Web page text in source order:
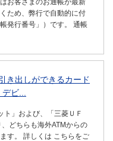
お客さまのお通帳が最新
ため、弊行で自動的に付
発行番号」）です。 通帳
き出しができるカード
ビ...
ト」および、「三菱ＵＦ
どちらも海外ATMからの
す。 詳しくは こちらをご